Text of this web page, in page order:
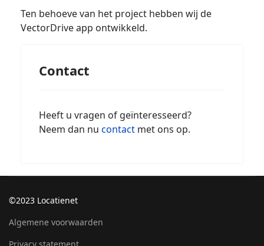
Ten behoeve van het project hebben wij de
VectorDrive app ontwikkeld.
Contact
Heeft u vragen of geïnteresseerd?
Neem dan nu contact met ons op.
©2023 Locatienet
Algemene voorwaarden